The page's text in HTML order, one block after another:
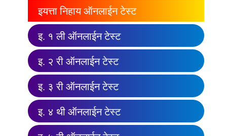
इयत्ता निहाय ऑनलाईन टेस्ट
इ. १ ली ऑनलाईन टेस्ट
इ. २ री ऑनलाईन टेस्ट
इ. ३ री ऑनलाईन टेस्ट
इ. ४ थी ऑनलाईन टेस्ट